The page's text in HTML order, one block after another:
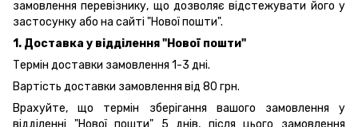
замовлення перевізнику, що дозволяє відстежувати його у
застосунку або на сайті "Нової пошти".
1. Доставка у відділення "Нової пошти"
Термін доставки замовлення 1-3 дні.
Вартість доставки замовлення від 80 грн.
Врахуйте, що термін зберігання вашого замовлення у
відділенні "Нової пошти" 5 днів, після цього замовлення